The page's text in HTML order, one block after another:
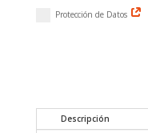
Protección de Datos
Descripción